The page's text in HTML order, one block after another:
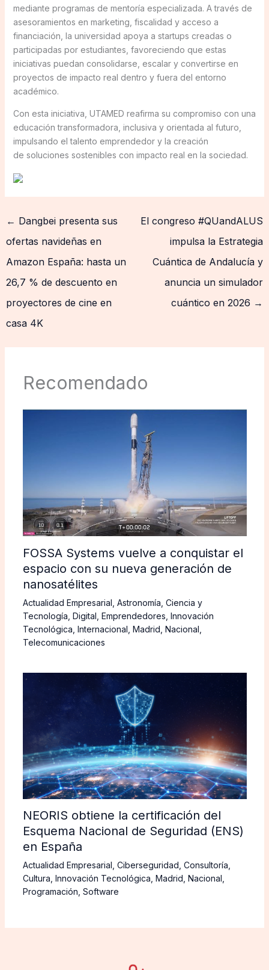
mediante programas de mentoría especializada. A través de
asesoramientos en marketing, fiscalidad y acceso a
financiación, la universidad apoya a startups creadas o
participadas por estudiantes, favoreciendo que estas
iniciativas puedan consolidarse, escalar y convertirse en
proyectos de impacto real dentro y fuera del entorno
académico.
Con esta iniciativa, UTAMED reafirma su compromiso con una
educación transformadora, inclusiva y orientada al futuro,
impulsando el talento emprendedor y la creación
de soluciones sostenibles con impacto real en la sociedad.
← Dangbei presenta sus
ofertas navideñas en
Amazon España: hasta un
26,7 % de descuento en
proyectores de cine en
casa 4K
El congreso #QUandALUS
impulsa la Estrategia
Cuántica de Andalucía y
anuncia un simulador
cuántico en 2026 →
Recomendado
FOSSA Systems vuelve a conquistar el
espacio con su nueva generación de
nanosatélites
Actualidad Empresarial Astronomía Ciencia y
Tecnología Digital Emprendedores Innovación
Tecnológica Internacional Madrid Nacional
Telecomunicaciones
NEORIS obtiene la certificación del
Esquema Nacional de Seguridad (ENS)
en España
Actualidad Empresarial Ciberseguridad Consultoría
Cultura Innovación Tecnológica Madrid Nacional
Programación Software